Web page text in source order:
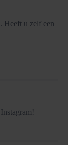
Heeft u zelf een